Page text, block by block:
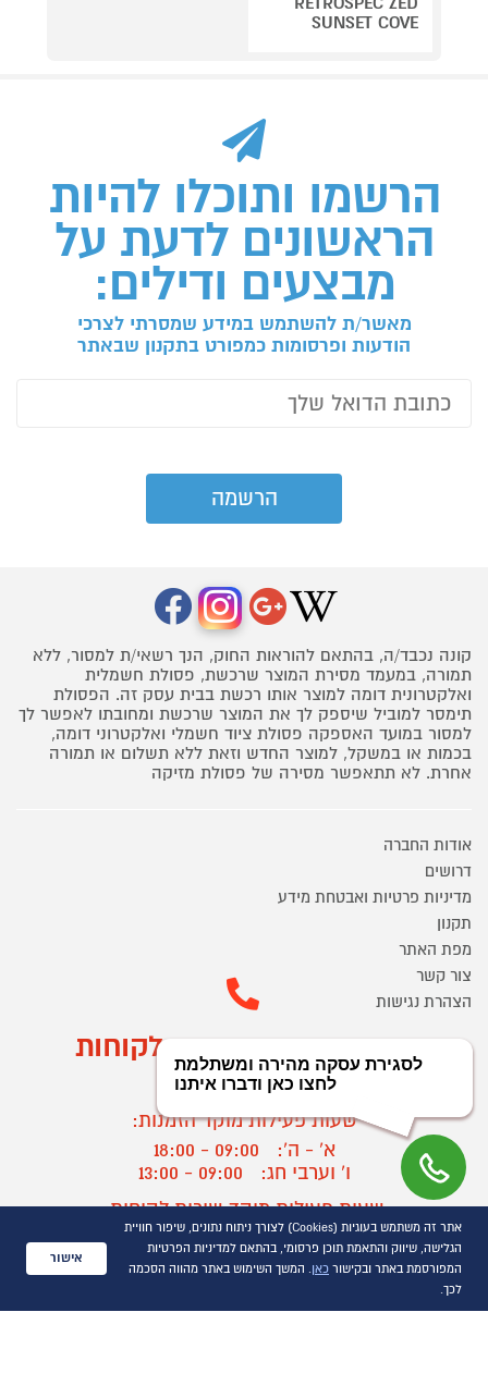
SUNSET COVE
הרשמו ותוכלו להיות
הראשונים לדעת על
מבצעים ודילים:
מאשר/ת להשתמש במידע שמסרתי לצרכי
הודעות ופרסומות כמפורט בתקנון שבאתר
קונה נכבד/ה, בהתאם להוראות החוק, הנך רשאי/ת למסור, ללא
תמורה, במעמד מסירת המוצר שרכשת, פסולת חשמלית
ואלקטרונית דומה למוצר אותו רכשת בבית עסק זה. הפסולת
תימסר למוביל שיספק לך את המוצר שרכשת ומחובתו לאפשר לך
למסור במועד האספקה פסולת ציוד חשמלי ואלקטרוני דומה,
בכמות או במשקל, למוצר החדש וזאת ללא תשלום או תמורה
אחרת. לא תתאפשר מסירה של פסולת מזיקה
אודות החברה
דרושים
מדיניות פרטיות ואבטחת מידע
תקנון
מפת האתר
צור קשר
הצהרת נגישות
מוקד הזמנות ושירות לקוחות
03-9545370
שעות פעילות מוקד הזמנות:
א' - ה':
09:00 - 18:00
ו' וערבי חג:
09:00 - 13:00
שעות פעילות מוקד שירות לקוחות:
א' - ד':
09:00 - 16:30
ה :
09:00 - 16:00
חול המועד
?
אתר זה משתמש בעוגיות (Cookies) לצורך ניתוח נתונים, שיפור חוויית
הגלישה, שיווק והתאמת תוכן פרסומי, בהתאם למדיניות הפרטיות
המפורסמת באתר ובקישור כאן. המשך השימוש באתר מהווה הסכמה
לכך.
אישור